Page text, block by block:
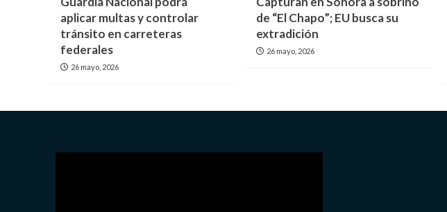
aplicar multas y controlar
tránsito en carreteras
federales
26 mayo, 2026
de “El Chapo”; EU busca su
extradición
26 mayo, 2026